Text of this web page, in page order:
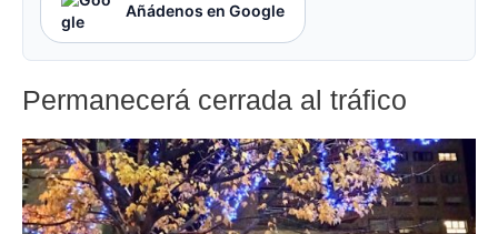
Añádenos en Google
Permanecerá cerrada al tráfico